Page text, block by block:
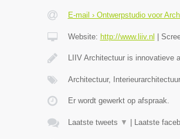
E-mail › Ontwerpstudio voor
Website: http://www.liiv.nl
LIIV Architectuur is innovatieve
Architectuur,
Er wordt gewerkt op afspraak.
Laatste tweets ▼ Laatste